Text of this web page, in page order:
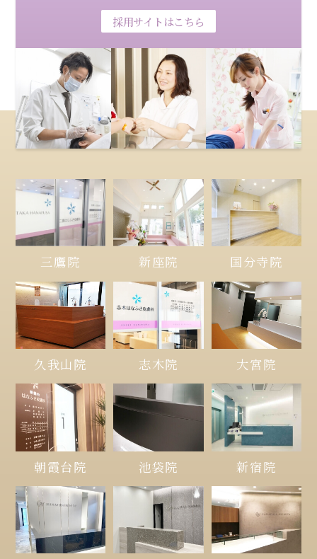
採用サイトはこちら
三鷹院 新座院 国分寺院
久我山院 志木院 大宮院
朝霞台院 池袋院 新宿院